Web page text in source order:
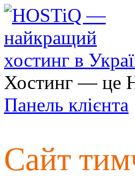
Хостинг — це
Панель клієнта
Сайт